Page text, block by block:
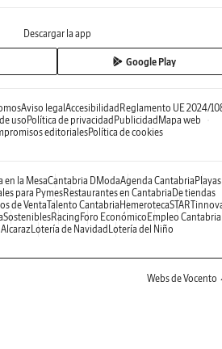
Descargar la app
Google Play
Aviso legal Accesibilidad Reglamento UE 2024/
usoPolítica de privacidad Publicidad Mapa web
editorialesPolítica de cookies
en la MesaCantabria DModaAgenda Cantabria Playas
para PymesRestaurantes en Cantabria De tiendas
de VentaTalento Cantabria Hemeroteca
SosteniblesRacing Foro Económico Empleo Cantabria
Lotería de Navidad Lotería del Niño
Webs de Vocento